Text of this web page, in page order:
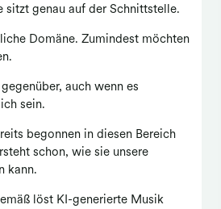
sitzt genau auf der Schnittstelle.
Domäne. Zumindest möchten
auch wenn es
sein.
begonnen in diesen Bereich
schon, wie sie unsere
kann.
löst KI-generierte Musik